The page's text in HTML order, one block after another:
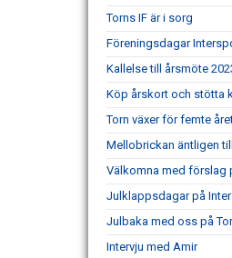
Torns IF är i sorg
Föreningsdagar
Kallelse till årsmöte
Köp årskort och stötta
Torn växer för femte
Mellobrickan äntligen
Välkomna med förslag
Julklappsdagar på
Julbaka med oss på
Intervju med Amir